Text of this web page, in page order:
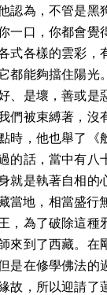
認為，不管是黑
一口，你都會覺
式各樣的雲彩，
都能夠擋住陽光
、是壞，善或是
們被束縛著，沒
時，他也舉了《
的話，當中有八
就是執著自相的
當地，相當盛行
，為了破除這種
來到了西藏。在
是在修學佛法的
故，所以迎請了